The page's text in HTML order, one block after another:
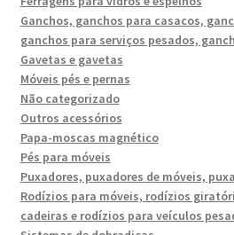
Ganchos, ganchos para casacos,
ganchos para serviços pesados,
Gavetas e gavetas
Móveis pés e pernas
Não categorizado
Outros acessórios
Papa-moscas magnético
Pés para móveis
Puxadores, puxadores de móveis,
Rodízios para móveis, rodízios
cadeiras e rodízios para veículos